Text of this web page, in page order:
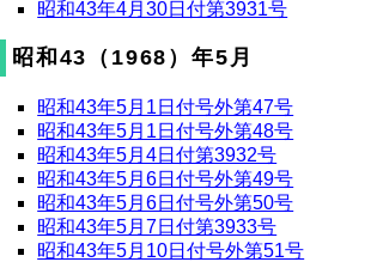
昭和43年4月30日付第3931号
昭和43（1968）年5月
昭和43年5月1日付号外第47号
昭和43年5月1日付号外第48号
昭和43年5月4日付第3932号
昭和43年5月6日付号外第49号
昭和43年5月6日付号外第50号
昭和43年5月7日付第3933号
昭和43年5月10日付号外第51号